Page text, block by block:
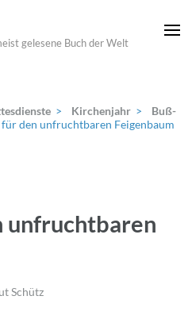
gelesene Buch der Welt
> Kirchenjahr >
Buß-
für den unfruchtbaren Feigenbaum
unfruchtbaren
Schütz